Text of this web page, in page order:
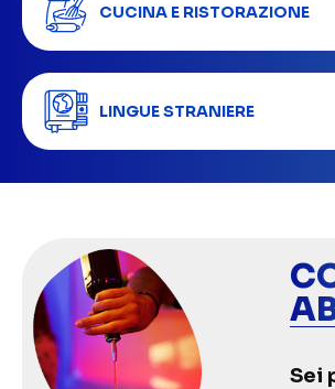
CUCINA E RISTORAZIONE
LINGUE STRANIERE
Sei